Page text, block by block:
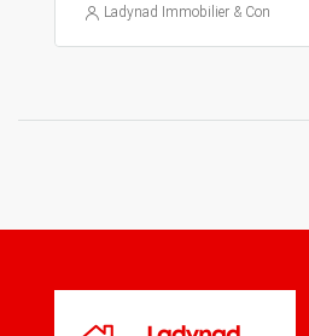
Ladynad Immobilier &